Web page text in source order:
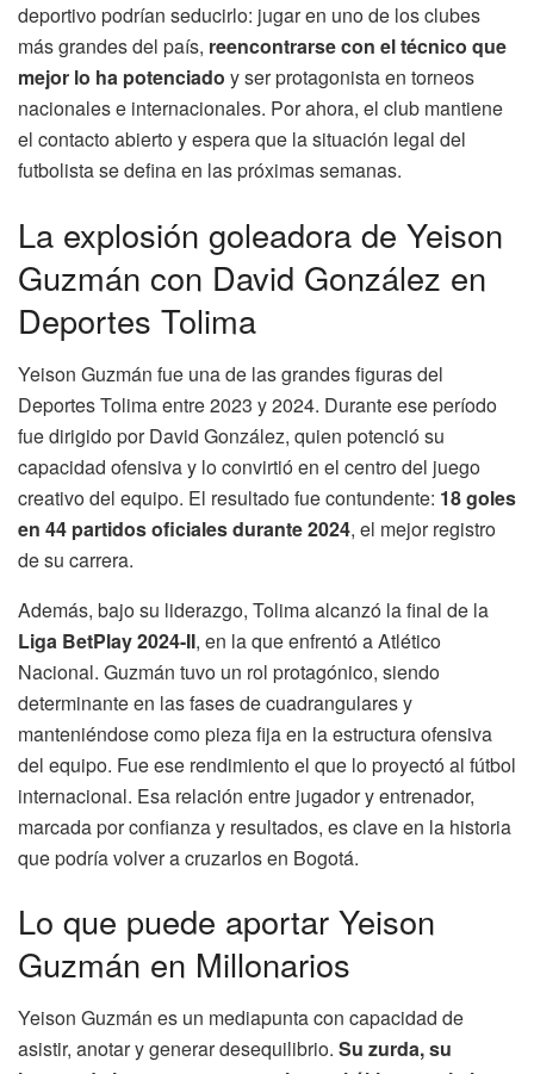
deportivo podrían seducirlo: jugar en uno de los clubes
más grandes del país, reencontrarse con el técnico que
mejor lo ha potenciado y ser protagonista en torneos
nacionales e internacionales. Por ahora, el club mantiene
el contacto abierto y espera que la situación legal del
futbolista se defina en las próximas semanas.
La explosión goleadora de Yeison
Guzmán con David González en
Deportes Tolima
Yeison Guzmán fue una de las grandes figuras del
Deportes Tolima entre 2023 y 2024. Durante ese período
fue dirigido por David González, quien potenció su
capacidad ofensiva y lo convirtió en el centro del juego
creativo del equipo. El resultado fue contundente: 18 goles
en 44 partidos oficiales durante 2024, el mejor registro
de su carrera.
Además, bajo su liderazgo, Tolima alcanzó la final de la
Liga BetPlay 2024-II, en la que enfrentó a Atlético
Nacional. Guzmán tuvo un rol protagónico, siendo
determinante en las fases de cuadrangulares y
manteniéndose como pieza fija en la estructura ofensiva
del equipo. Fue ese rendimiento el que lo proyectó al fútbol
internacional. Esa relación entre jugador y entrenador,
marcada por confianza y resultados, es clave en la historia
que podría volver a cruzarlos en Bogotá.
Lo que puede aportar Yeison
Guzmán en Millonarios
Yeison Guzmán es un mediapunta con capacidad de
asistir, anotar y generar desequilibrio. Su zurda, su